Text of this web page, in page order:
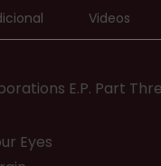
Videos
E.P. Part
Eyes